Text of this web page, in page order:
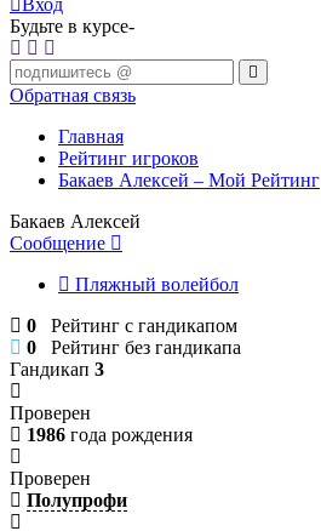
Вход
Будьте в курсе-
Обратная связь
Главная
Рейтинг игроков
Бакаев Алексей – Мой Рейтинг
Бакаев Алексей
Сообщение
Пляжный волейбол
0 Рейтинг с гандикапом
0 Рейтинг без гандикапа
Гандикап 3
Проверен
1986 года рождения
Проверен
Полупрофи